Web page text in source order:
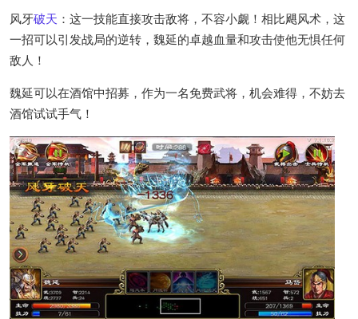
风牙破天 ：这一技能直接攻击敌将，不容小觑！相比飓风术，这
一招可以引发战局的逆转，魏延的卓越血量和攻击使他无惧任何
敌人！
魏延可以在酒馆中招募，作为一名免费武将，机会难得，不妨去
酒馆试试手气！